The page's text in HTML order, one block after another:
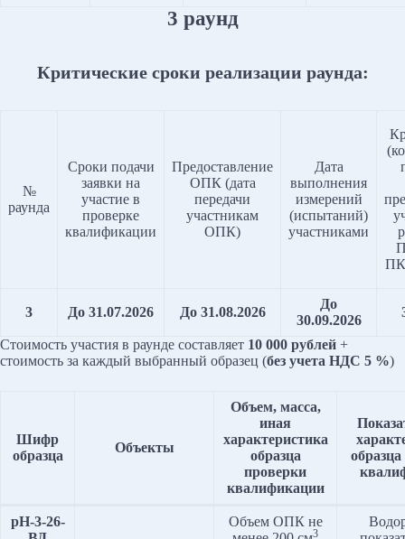
3 раунд
Критические сроки реализации раунда:
№
раунда
Сроки подачи
заявки на
участие в
проверке
квалификации
Предоставление
ОПК (дата
передачи
участникам
ОПК)
Дата
выполнения
измерений
(испытаний)
участниками
ПК
3 До 31.07.2026 До 31.08.2026
До
30.09.2026
Стоимость участия в раунде составляет 10 000 рублей +
стоимость за каждый выбранный образец (без учета НДС 5 %)
Шифр
образца
Объекты
Объем, масса,
иная
характеристика
образца
проверки
квалификации
pH-3-26-
Объем ОПК не
3